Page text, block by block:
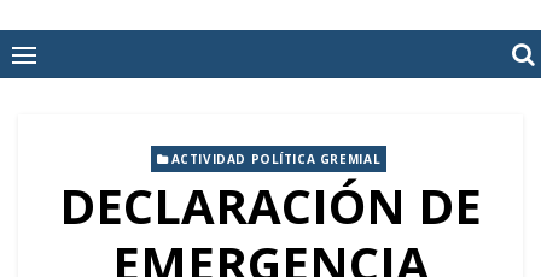
ACTIVIDAD POLÍTICA GREMIAL
DECLARACIÓN DE
EMERGENCIA